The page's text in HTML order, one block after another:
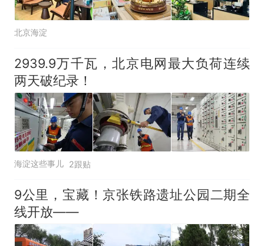
北京海淀
2939.9万千瓦，北京电网最大负荷连续
两天破纪录！
海淀这些事儿 2跟贴
9公里，宝藏！京张铁路遗址公园二期全
线开放——